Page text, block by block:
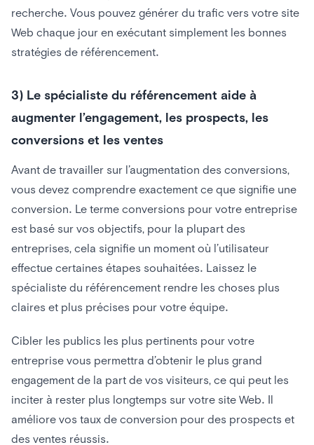
recherche. Vous pouvez générer du trafic vers votre site
Web chaque jour en exécutant simplement les bonnes
stratégies de référencement.
3) Le spécialiste du référencement aide à
augmenter l’engagement, les prospects, les
conversions et les ventes
Avant de travailler sur l’augmentation des conversions,
vous devez comprendre exactement ce que signifie une
conversion. Le terme conversions pour votre entreprise
est basé sur vos objectifs, pour la plupart des
entreprises, cela signifie un moment où l’utilisateur
effectue certaines étapes souhaitées. Laissez le
spécialiste du référencement rendre les choses plus
claires et plus précises pour votre équipe.
Cibler les publics les plus pertinents pour votre
entreprise vous permettra d’obtenir le plus grand
engagement de la part de vos visiteurs, ce qui peut les
inciter à rester plus longtemps sur votre site Web. Il
améliore vos taux de conversion pour des prospects et
des ventes réussis.